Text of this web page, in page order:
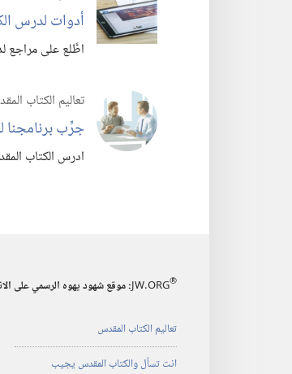
أدوات لدرس
اطَّلع على مراجع
تعاليم الكتاب
جرِّب برنامجنا
ادرس الكتاب
JW.ORG® :‏ موقع شهود يهوه الرسمي على
تعاليم الكتاب المقدس
انت تسأل والكتاب المقدس يجيب